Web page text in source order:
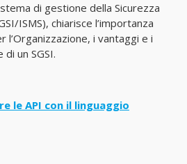
di gestione della Sicurezza
ISMS), chiarisce l’importanza
l’Organizzazione, i vantaggi e i
di un SGSI.
le API con il linguaggio